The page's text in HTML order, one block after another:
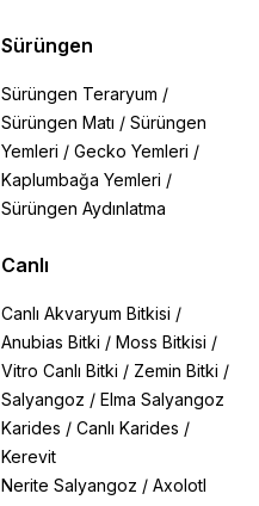
Sürüngen
Sürüngen Teraryum /
Sürüngen Matı / Sürüngen
Yemleri / Gecko Yemleri /
Kaplumbağa Yemleri /
Sürüngen Aydınlatma
Canlı
Canlı Akvaryum Bitkisi /
Anubias Bitki / Moss Bitkisi /
Vitro Canlı Bitki / Zemin Bitki /
Salyangoz / Elma Salyangoz
Karides / Canlı Karides /
Kerevit
Nerite Salyangoz / Axolotl